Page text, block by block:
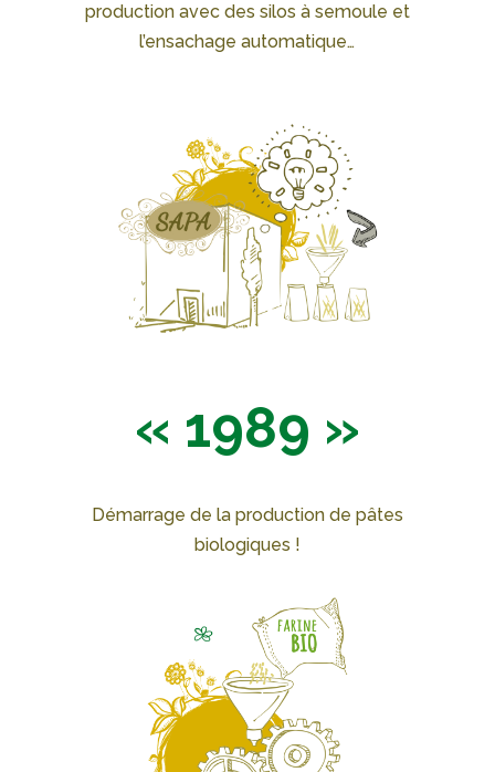
production avec des silos à semoule et
l’ensachage automatique…
« 1989 »
Démarrage de la production de pâtes
biologiques !